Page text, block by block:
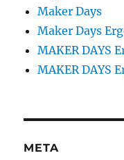
Maker Days
Maker Days
MAKER DAYS
MAKER DAYS
META